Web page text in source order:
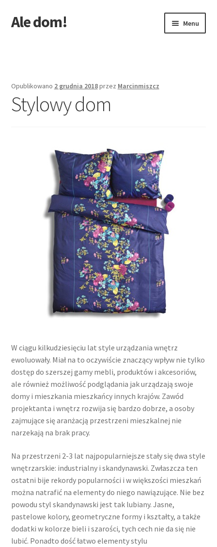
Przejdź
do
Przejdź
do
Ale dom! Menu
Opublikowano 2 grudnia 2018przez Marcinmiszcz
Stylowy dom
W ciągu kilkudziesięciu lat style urządzania wnętrz
ewoluowały. Miał na to oczywiście znaczący wpływ nie tylko
dostęp do szerszej gamy mebli, produktów i akcesoriów,
ale również możliwość podglądania jak urządzają swoje
domy i mieszkania mieszkańcy innych krajów. Zawód
projektanta i wnętrz rozwija się bardzo dobrze, a osoby
zajmujące się aranżacją przestrzeni mieszkalnej nie
narzekają na brak pracy.
Na przestrzeni 2-3 lat najpopularniejsze stały się dwa style
wnętrzarskie: industrialny i skandynawski. Zwłaszcza ten
ostatni bije rekordy popularności i w większości mieszkań
można natrafić na elementy do niego nawiązujące. Nie bez
powodu styl skandynawski jest tak lubiany. Jasne,
pastelowe kolory, geometryczne formy i kształty, a także
dodatki w kolorze bieli i szarości, tych cech nie da się nie
lubić. Ponadto dość łatwo elementy stylu